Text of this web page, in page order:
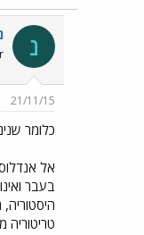
נ
21/11/15
כלומר
אל
בעבר
טריטוריה